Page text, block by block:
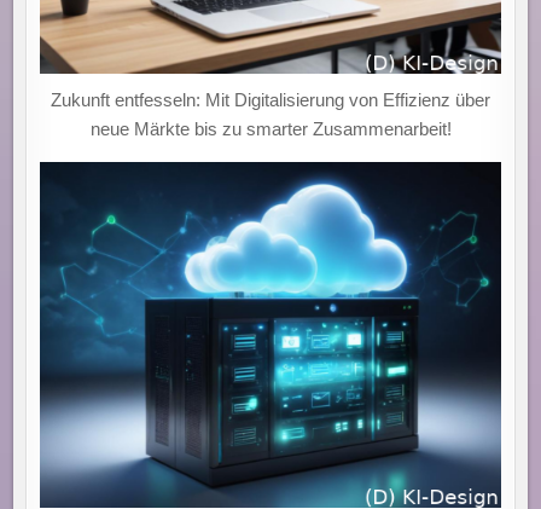
Zukunft entfesseln: Mit Digitalisierung von Effizienz über
neue Märkte bis zu smarter Zusammenarbeit!